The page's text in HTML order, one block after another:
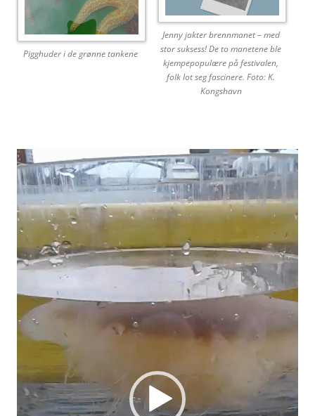
Pigghuder i de grønne tankene
Jenny jakter brennmanet – med
stor suksess! De to manetene ble
kjempepopulære på festivalen,
folk lot seg fascinere. Foto: K.
Kongshavn
Video
Player